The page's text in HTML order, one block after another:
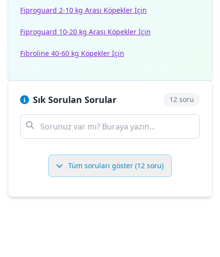
Fiproguard 2-10 kg Arası Köpekler İçin
Fiproguard 10-20 kg Arası Köpekler İçin
Fibroline 40-60 kg Köpekler İçin
Sık Sorulan Sorular 12 soru
Tüm soruları göster (12 soru)